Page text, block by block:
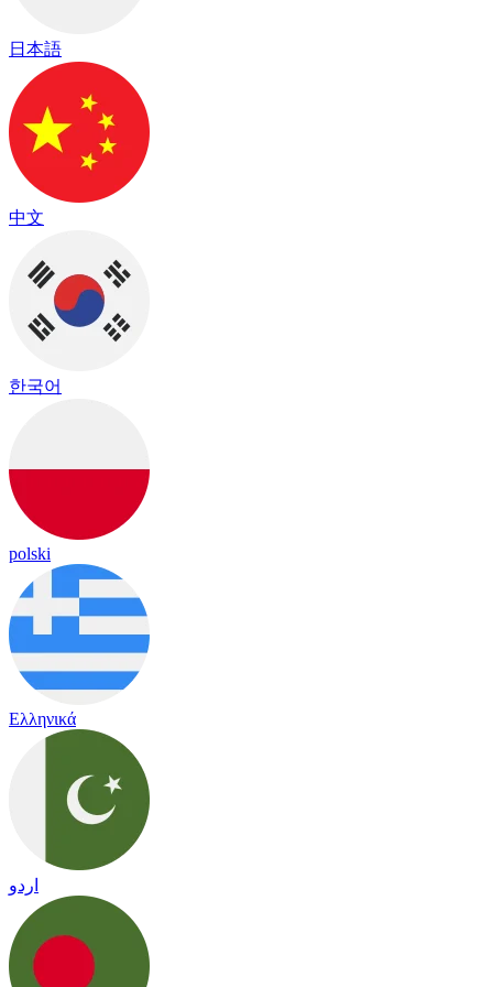
日本語
中文
한국어
polski
Ελληνικά
اردو